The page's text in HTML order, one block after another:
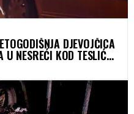
DJEVOJČICA
U NESREĆI KOD TESLIĆA,